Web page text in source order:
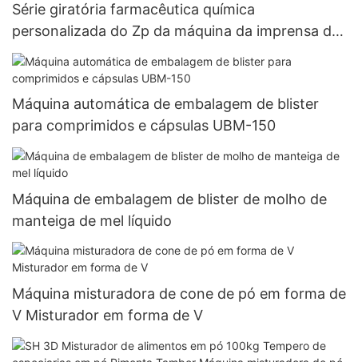
Série giratória farmacêutica química
personalizada do Zp da máquina da imprensa da
tabuleta da imprensa farmacêutica do
comprimido
Máquina automática de embalagem de blister
para comprimidos e cápsulas UBM-150
Máquina de embalagem de blister de molho de
manteiga de mel líquido
Máquina misturadora de cone de pó em forma de
V Misturador em forma de V